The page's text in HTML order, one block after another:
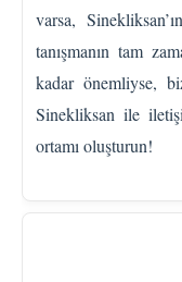
varsa,
tanışmanın tam
kadar önemliyse,
Sinekliksan ile
ortamı oluşturun!